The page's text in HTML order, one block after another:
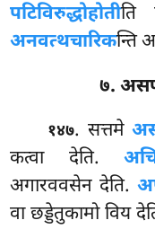
पटिविरुद्धोहोतीति
अनवत्थचारिकन्ति
७.
१४७. सत्तमे
कत्वा देति.
अगारववसेन देति.
वा छड्डेतुकामो विय